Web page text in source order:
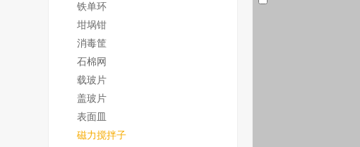
铁单环
坩埚钳
消毒筐
石棉网
载玻片
盖玻片
表面皿
磁力搅拌子